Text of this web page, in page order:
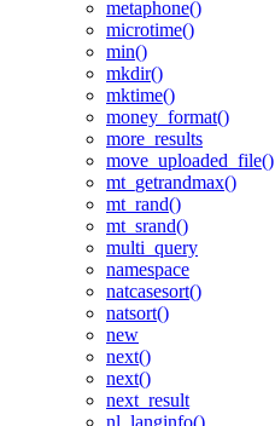
metaphone()
microtime()
min()
mkdir()
mktime()
money_format()
more_results
move_uploaded_file()
mt_getrandmax()
mt_rand()
mt_srand()
multi_query
namespace
natcasesort()
natsort()
new
next()
next()
next_result
nl_langinfo()